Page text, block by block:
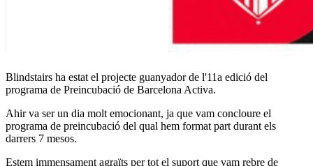
Blindstairs ha estat el projecte guanyador de l'11a edició del
programa de Preincubació de Barcelona Activa.
Ahir va ser un dia molt emocionant, ja que vam concloure el
programa de preincubació del qual hem format part durant els
darrers 7 mesos.
Estem immensament agraïts per tot el suport que vam rebre de